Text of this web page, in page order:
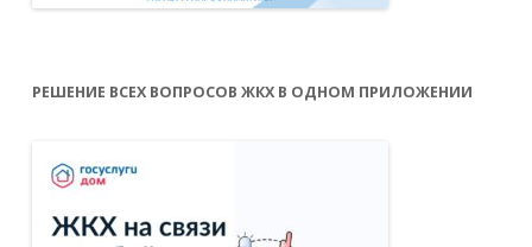
РЕШЕНИЕ ВСЕХ ВОПРОСОВ ЖКХ В ОДНОМ ПРИЛОЖЕНИИ